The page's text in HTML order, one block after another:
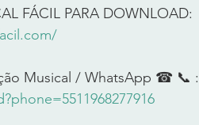
FÁCIL PARA DOWNLOAD:
Musical / WhatsApp ☎ 📞 :